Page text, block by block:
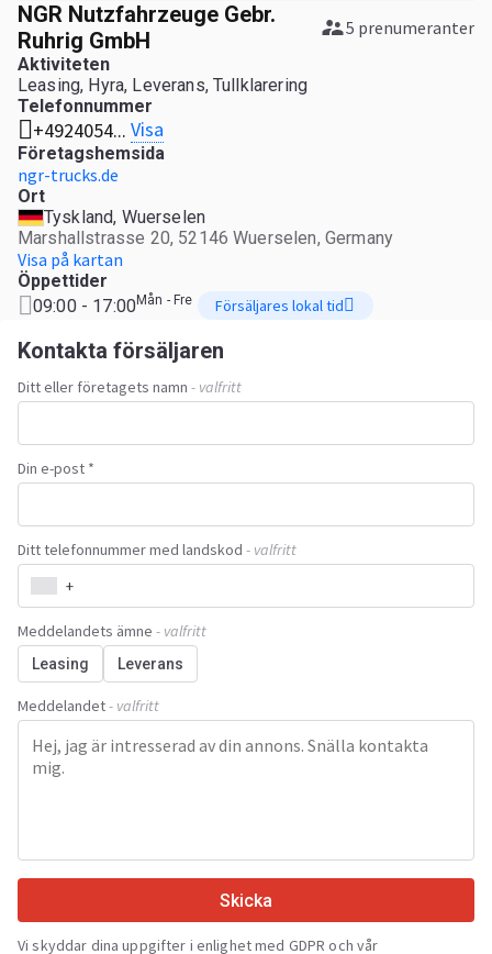
NGR Nutzfahrzeuge Gebr.
Ruhrig GmbH
5 prenumeranter
Aktiviteten
Leasing, Hyra, Leverans, Tullklarering
Telefonnummer
+4924054... Visa
Företagshemsida
ngr-trucks.de
Ort
Tyskland, Wuerselen
Marshallstrasse 20, 52146 Wuerselen, Germany
Visa på kartan
Öppettider
09:00 - 17:00Mån - Fre Försäljares lokal tid
Kontakta försäljaren
Ditt eller företagets namn - valfritt
Din e-post *
Ditt telefonnummer med landskod - valfritt
+
Meddelandets ämne - valfritt
Leasing Leverans
Meddelandet- valfritt
Skicka
Vi skyddar dina uppgifter i enlighet med GDPR och vår